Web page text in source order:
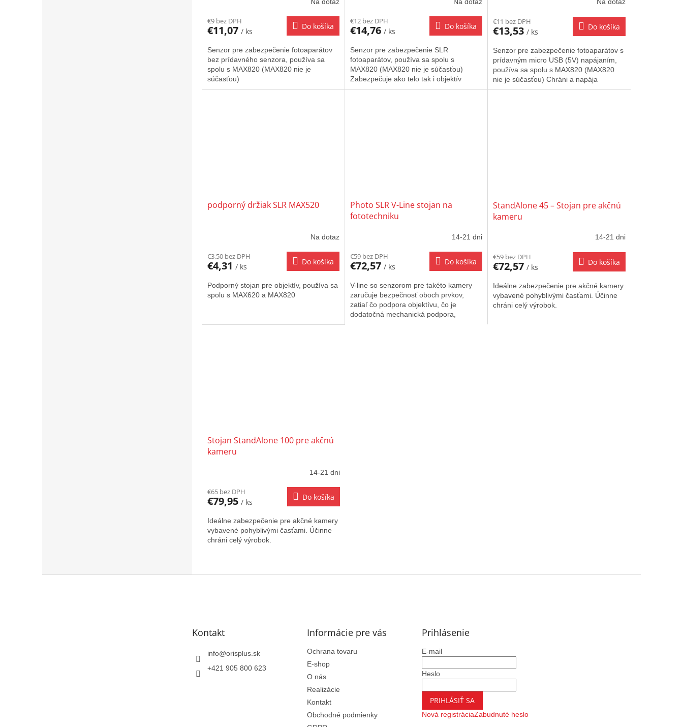
€9 bez DPH
€11,07 / ks
Do košíka
Senzor pre zabezpečenie fotoaparátov
bez prídavného senzora, používa sa
spolu s MAX820 (MAX820 nie je
súčasťou)
€12 bez DPH
€14,76 / ks
Do košíka
Senzor pre zabezpečenie SLR
fotoaparátov, používa sa spolu s
MAX820 (MAX820 nie je súčasťou)
Zabezpečuje ako telo tak i objektív
fotoaparátu SLR.
Na dotaz
€11 bez DPH
€13,53 / ks
Do košíka
Senzor pre zabezpečenie fotoaparátov s
prídavným micro USB (5V) napájaním,
používa sa spolu s MAX820 (MAX820
nie je súčasťou) Chráni a napája
fotoaparát pomocou pridaného micro...
podporný držiak SLR MAX520
Na dotaz
€3,50 bez DPH
€4,31 / ks
Do košíka
Podporný stojan pre objektív, používa sa
spolu s MAX620 a MAX820
Photo SLR V-Line stojan na
fototechniku
14-21 dni
€59 bez DPH
€72,57 / ks
Do košíka
V-line so senzorom pre takéto kamery
zaručuje bezpečnosť oboch prvkov,
zatiaľ čo podpora objektívu, čo je
dodatočná mechanická podpora,
StandAlone 45 – Stojan pre akčnú
kameru
14-21 dni
€59 bez DPH
€72,57 / ks
Do košíka
Ideálne zabezpečenie pre akčné kamery
vybavené pohyblivými časťami. Účinne
chráni celý výrobok.
Stojan StandAlone 100 pre akčnú
kameru
14-21 dni
€65 bez DPH
€79,95 / ks
Do košíka
Ideálne zabezpečenie pre akčné kamery
vybavené pohyblivými časťami. Účinne
chráni celý výrobok.
v
Kontakt
info@orisplus.sk
+421 905 800 623
Informácie pre vás
Ochrana tovaru
E-shop
O nás
Realizácie
Kontakt
Obchodné podmienky
Prihlásenie
E-mail
Heslo
PRIHLÁSIŤ SA
Nová registráciaZabudnuté heslo